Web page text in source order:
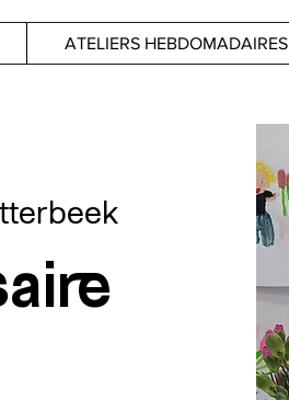
ATELIERS HEBDOMADAIRES